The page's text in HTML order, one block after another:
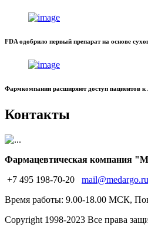
FDA одобрило первый препарат на основе
Фармкомпании расширяют доступ пациентов к
Контакты
Фармацевтическая компания
+7 495 198-70-20
mail@medargo.ru
Время работы: 9.00-18.00 МСК,
Copyright 1998-2023 Все права